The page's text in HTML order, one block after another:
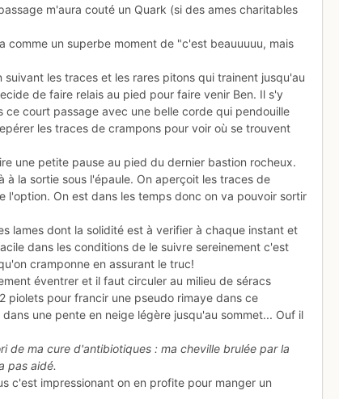
m'aura couté un Quark (si des ames charitables
comme un superbe moment de "c'est beauuuuu, mais
les traces et les rares pitons qui trainent jusqu'au
de faire relais au pied pour faire venir Ben. Il s'y
court passage avec une belle corde qui pendouille
les traces de crampons pour voir où se trouvent
une petite pause au pied du dernier bastion rocheux.
la sortie sous l'épaule. On aperçoit les traces de
l'option. On est dans les temps donc on va pouvoir sortir
lames dont la solidité est à verifier à chaque instant et
dans les conditions de le suivre sereinement c'est
cramponne en assurant le truc!
éventrer et il faut circuler au milieu de séracs
piolets pour francir une pseudo rimaye dans ce
une pente en neige légère jusqu'au sommet... Ouf il
de ma cure d'antibiotiques : ma cheville brulée par la
pas aidé.
c'est impressionant on en profite pour manger un